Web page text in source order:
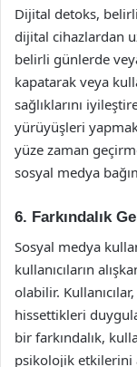
Dijital detoks,
dijital cihazlardan
belirli günlerde
kapatarak veya
sağlıklarını
yürüyüşleri
yüze zaman
sosyal medya
6. Farkındalık
Sosyal medya
kullanıcıların
olabilir.
hissettikleri
bir farkındalık,
psikolojik etkilerini